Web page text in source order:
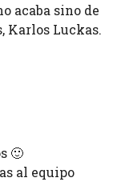
acaba sino de
Karlos Luckas.
🙂
al equipo